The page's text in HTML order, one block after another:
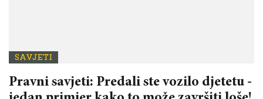
SAVJETI
Pravni savjeti: Predali ste vozilo djetetu -